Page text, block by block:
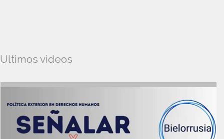
Ultimos videos